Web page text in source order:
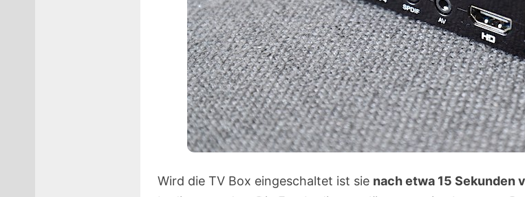
Wird die TV Box eingeschaltet ist sie nach etwa 15 Sekunden